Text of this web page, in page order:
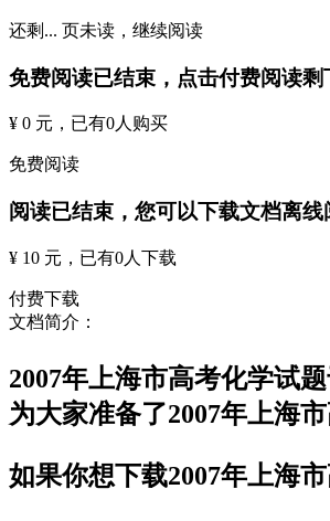
还剩 ... 页未读， 继续阅读
免费阅读已结束，点击付费阅读剩
¥ 0 元 ，已有0人购买
免费阅读
阅读已结束，您可以下载文档离线
¥ 10 元 ，已有0人下载
付费下载
文档简介：
2007年上海市高考化学试
为大家准备了2007年上海
如果你想下载2007年上海